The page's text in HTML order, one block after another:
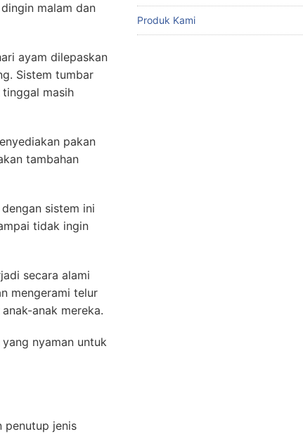
malam dan
ayam dilepaskan
Sistem tumbar
masih
pakan
tambahan
sistem ini
tidak ingin
secara alami
mengerami telur
anak mereka.
nyaman untuk
penutup jenis
Produk Kami